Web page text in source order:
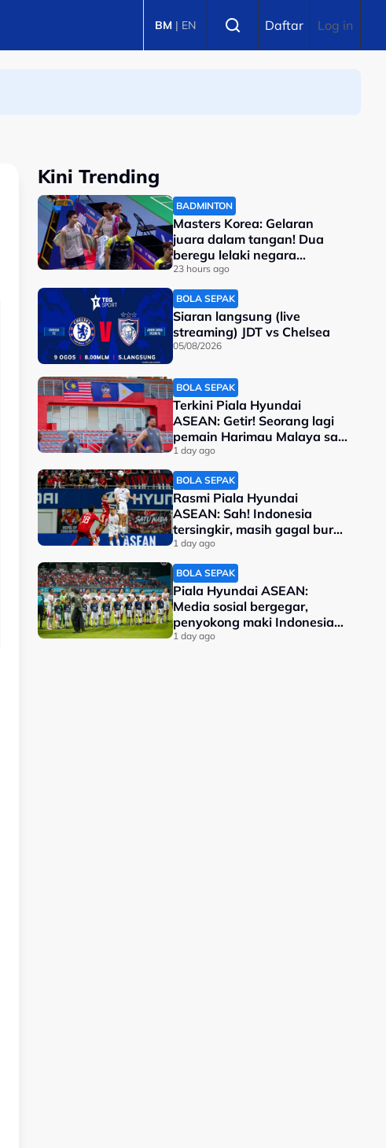
BM | EN Daftar Log in
Kini Trending
BADMINTON
Masters Korea: Gelaran
juara dalam tangan! Dua
beregu lelaki negara
berentap di final
23 hours ago
BOLA SEPAK
Siaran langsung (live
streaming) JDT vs Chelsea
05/08/2026
BOLA SEPAK
Terkini Piala Hyundai
ASEAN: Getir! Seorang lagi
pemain Harimau Malaya sah
terkeluar
1 day ago
BOLA SEPAK
Rasmi Piala Hyundai
ASEAN: Sah! Indonesia
tersingkir, masih gagal buru
kejuaraan
1 day ago
BOLA SEPAK
Piala Hyundai ASEAN:
Media sosial bergegar,
penyokong maki Indonesia
malu kalah
1 day ago